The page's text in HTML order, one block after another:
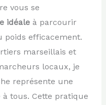
vous se
idéaleà parcourir
poids efficacement.
marseillais et
locaux, je
représente une
tous. Cette pratique